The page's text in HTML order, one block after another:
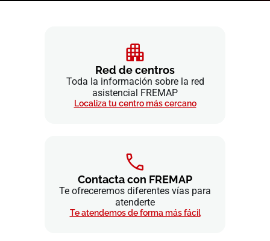
Red de centros
Toda la información sobre la red
asistencial FREMAP
Localiza tu centro más cercano
Contacta con FREMAP
Te ofreceremos diferentes vías para
atenderte
Te atendemos de forma más fácil